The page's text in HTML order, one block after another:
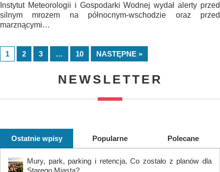
Instytut Meteorologii i Gospodarki Wodnej wydał alerty przed
silnym mrozem na północnym-wschodzie oraz przed
marznącymi…
1 2 3 … 10 NASTĘPNE »
NEWSLETTER
Ostatnie wpisy Popularne Polecane
Mury, park, parking i retencja. Co zostało z planów dla
Starego Miasta?